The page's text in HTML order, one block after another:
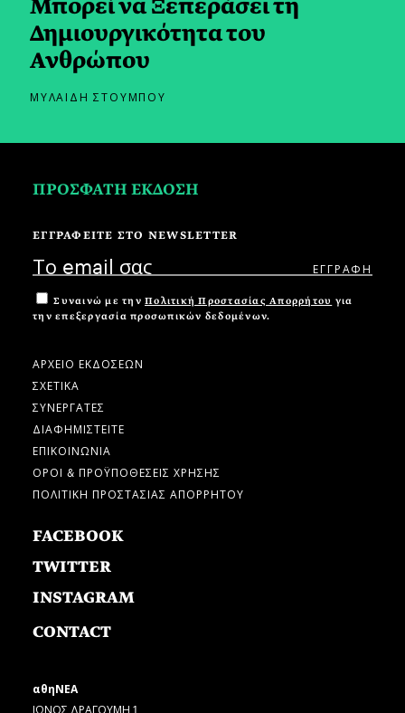
Δημιουργικότητα του
Ανθρώπου
ΜΥΛΑΙΔΗ ΣΤΟΥΜΠΟΥ
ΠΡΟΣΦΑΤΗ ΕΚΔΟΣΗ
ΕΓΓΡΑΦΕΙΤΕ ΣΤΟ NEWSLETTER
Συναινώ με την Πολιτική Προστασίας Απορρήτου για
την επεξεργασία προσωπικών δεδομένων.
ΑΡΧΕΙΟ ΕΚΔΟΣΕΩΝ
ΣΧΕΤΙΚΑ
ΣΥΝΕΡΓΑΤΕΣ
ΔΙΑΦΗΜΙΣΤΕΙΤΕ
ΕΠΙΚΟΙΝΩΝΙΑ
ΟΡΟΙ & ΠΡΟΫΠΟΘΕΣΕΙΣ ΧΡΗΣΗΣ
ΠΟΛΙΤΙΚΗ ΠΡΟΣΤΑΣΙΑΣ ΑΠΟΡΡΗΤΟΥ
FACEBOOK
TWITTER
INSTAGRAM
CONTACT
αθηΝΕΑ
ΙΩΝΟΣ ΔΡΑΓΟΥΜΗ 1